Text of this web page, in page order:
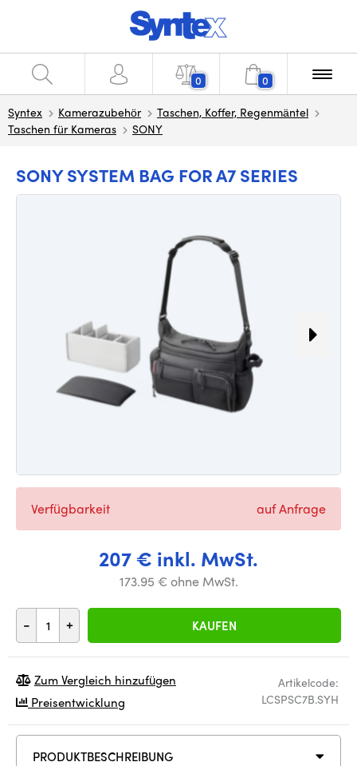
0 0
Syntex Kamerazubehör
Taschen, Koffer, Regenmäntel
Taschen für Kameras
SONY
SONY SYSTEM BAG FOR A7 SERIES
207 € inkl. MwSt.
173.95 € ohne MwSt.
- + KAUFEN
Verfügbarkeit auf Anfrage
Artikelcode:
LCSPSC7B.SYH
Zum Vergleich hinzufügen
Preisentwicklung
PRODUKTBESCHREIBUNG